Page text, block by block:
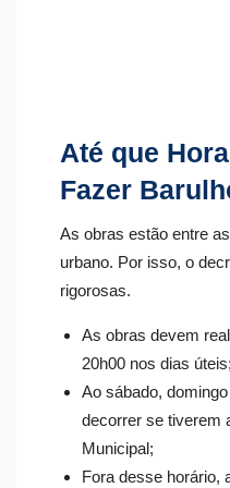
Até que
Fazer
As obras estão entre
urbano. Por isso, o
rigorosas.
As obras devem
20h00 nos dias úteis;
Ao sábado,
decorrer se tiverem
Municipal;
Fora desse horário,